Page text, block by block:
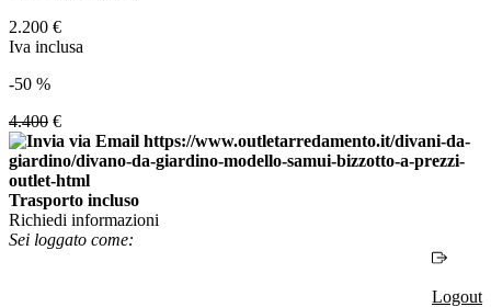
2.200 €
Iva inclusa
-50 %
4.400 €
Trasporto incluso
Richiedi informazioni
Sei loggato come:
Logout